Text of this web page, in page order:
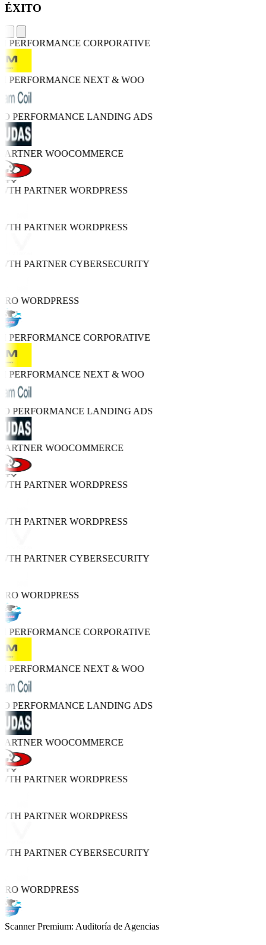
ÉXITO
PERFORMANCECORPORATIVE
PERFORMANCENEXT & WOO
PERFORMANCELANDING ADS
WOOCOMMERCE
PARTNERWORDPRESS
PARTNERWORDPRESS
PARTNERCYBERSECURITY
WORDPRESS
PERFORMANCECORPORATIVE
PERFORMANCENEXT & WOO
PERFORMANCELANDING ADS
WOOCOMMERCE
PARTNERWORDPRESS
PARTNERWORDPRESS
PARTNERCYBERSECURITY
WORDPRESS
PERFORMANCECORPORATIVE
PERFORMANCENEXT & WOO
PERFORMANCELANDING ADS
WOOCOMMERCE
PARTNERWORDPRESS
PARTNERWORDPRESS
PARTNERCYBERSECURITY
WORDPRESS
Scanner Premium: Auditoría de Agencias